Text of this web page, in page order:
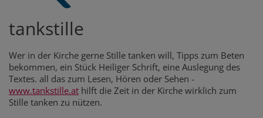
tankstille
Wer in der Kirche gerne Stille tanken will, Tipps zum Beten
bekommen, ein Stück Heiliger Schrift, eine Auslegung des
Textes. all das zum Lesen, Hören oder Sehen -
www.tankstille.at hilft die Zeit in der Kirche wirklich zum
Stille tanken zu nützen.